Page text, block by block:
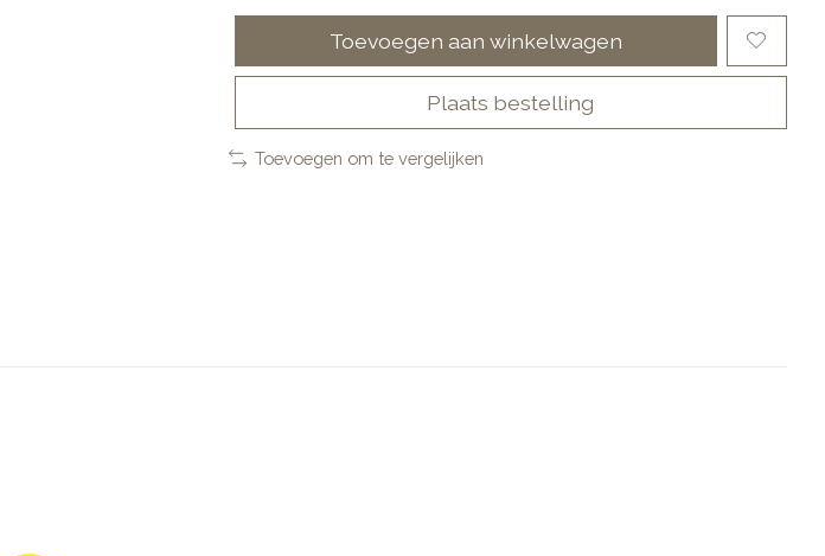
Toevoegen aan winkelwagen
Plaats bestelling
Toevoegen om te vergelijken